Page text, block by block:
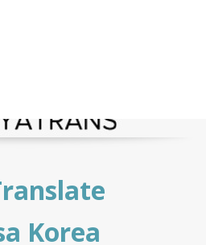
Korea